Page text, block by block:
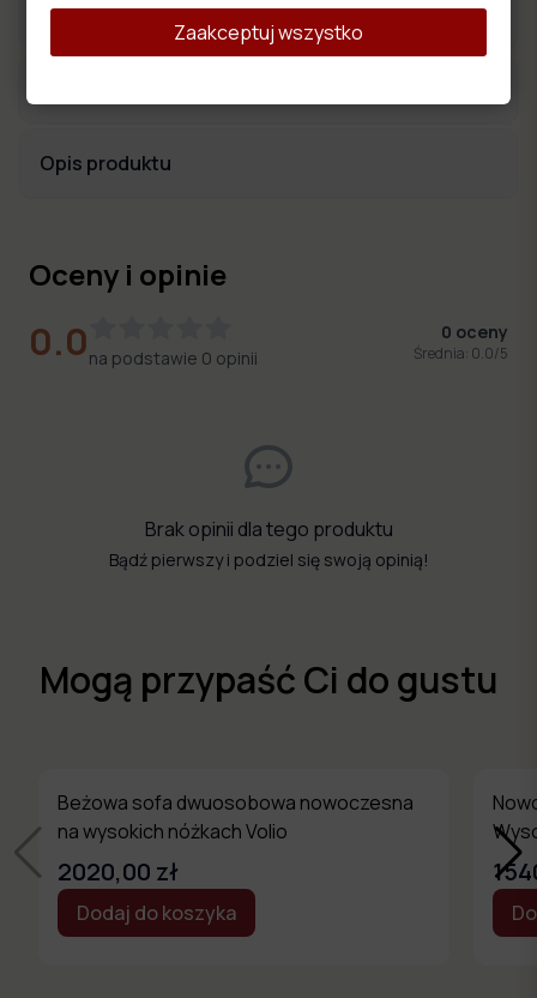
Materiały obiciowe
Opis produktu
Oceny i opinie
0.0na podstawie 0 opinii
0 oceny
Średnia: 0.0/5
Brak opinii dla tego produktu
Bądź pierwszy i podziel się swoją opinią!
Mogą przypaść Ci do gustu
Beżowa sofa dwuosobowa nowoczesna
na wysokich nóżkach Volio
2020,00 zł
Dodaj do koszyka
Zaakceptuj wszystko